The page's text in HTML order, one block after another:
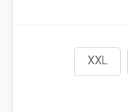
XXL